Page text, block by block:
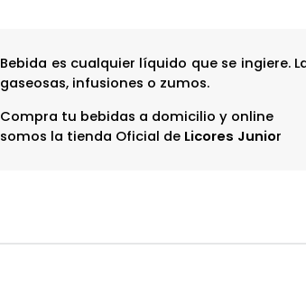
Bebida es cualquier líquido que se ingiere.
gaseosas, infusiones o zumos.
Compra tu bebidas a domicilio y online
somos la tienda Oficial de Licores Junior